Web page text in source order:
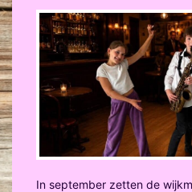
In september zetten de